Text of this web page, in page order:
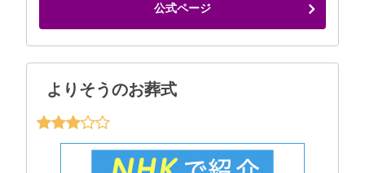
公式ページ
よりそうのお葬式